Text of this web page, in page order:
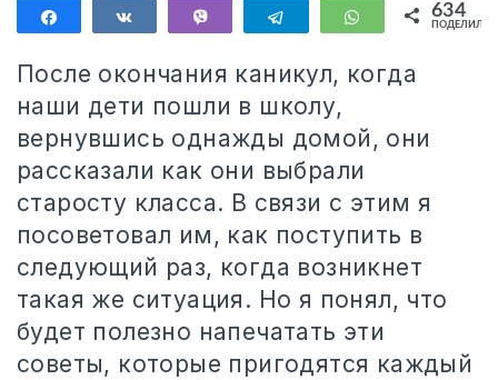
ПоделитьсяПоделиться Telegram WhatsApp
634
После окончания каникул, когда
наши дети пошли в школу,
вернувшись однажды домой, они
рассказали как они выбрали
старосту класса. В связи с этим я
посоветовал им, как поступить в
следующий раз, когда возникнет
такая же ситуация. Но я понял, что
будет полезно напечатать эти
советы, которые пригодятся каждый